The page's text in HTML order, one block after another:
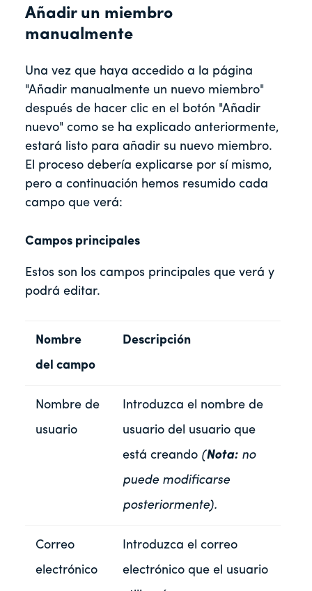
Añadir un miembro
manualmente
Una vez que haya accedido a la página
"Añadir manualmente un nuevo miembro"
después de hacer clic en el botón "Añadir
nuevo" como se ha explicado anteriormente,
estará listo para añadir su nuevo miembro.
El proceso debería explicarse por sí mismo,
pero a continuación hemos resumido cada
campo que verá:
Campos principales
Estos son los campos principales que verá y
podrá editar.
Nombre
del campo
Descripción
Nombre de
usuario
Introduzca el nombre de
usuario del usuario que
está creando (Nota: no
puede modificarse
posteriormente).
Correo
electrónico
Introduzca el correo
electrónico que el usuario